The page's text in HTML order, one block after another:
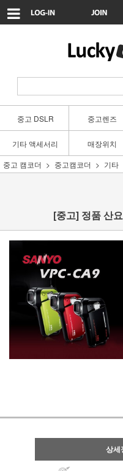
중고 DSLR 중고렌즈
기타 액세서리 매장위치
중고 캠코더
중고캠코더 기타
[중고] 정품 산
상세